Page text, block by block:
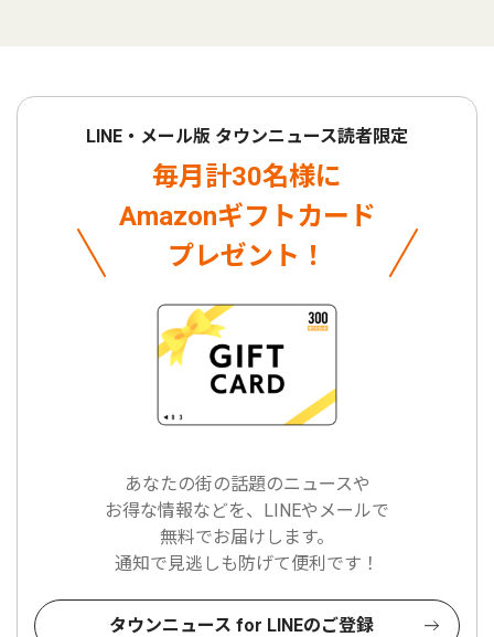
LINE・メール版 タウンニュース読者限定
毎月計30名様に
Amazonギフトカード
プレゼント！
あなたの街の話題のニュースや
お得な情報などを、LINEやメールで
無料でお届けします。
通知で見逃しも防げて便利です！
タウンニュース for LINEのご登録